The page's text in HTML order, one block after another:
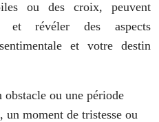
ou des croix, peuvent
et révéler des aspects
et votre destin
obstacle ou une période
moment de tristesse ou